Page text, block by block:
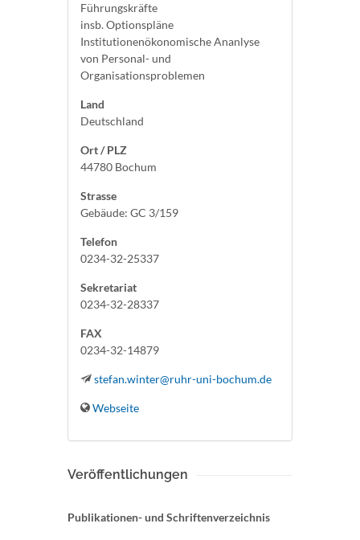
Führungskräfte
insb. Optionspläne
Institutionenökonomische Ananlyse
von Personal- und
Organisationsproblemen
Land
Deutschland
Ort / PLZ
44780 Bochum
Strasse
Gebäude: GC 3/159
Telefon
0234-32-25337
Sekretariat
0234-32-28337
FAX
0234-32-14879
stefan.winter@ruhr-uni-bochum.de
Webseite
Veröffentlichungen
Publikationen- und Schriftenverzeichnis